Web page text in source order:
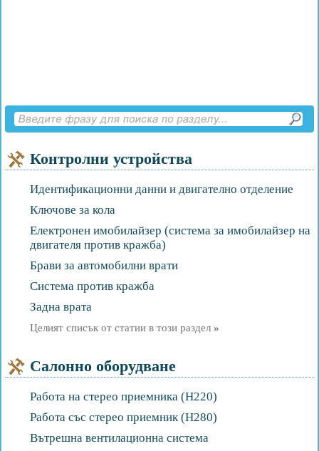
Контролни устройства
Идентификационни данни и двигателно отделение
Ключове за кола
Електронен имобилайзер (система за имобилайзер на
двигателя против кражба)
Брави за автомобилни врати
Система против кражба
Задна врата
Целият списък от статии в този раздел »
Салонно оборудване
Работа на стерео приемника (H220)
Работа със стерео приемник (H280)
Вътрешна вентилационна система